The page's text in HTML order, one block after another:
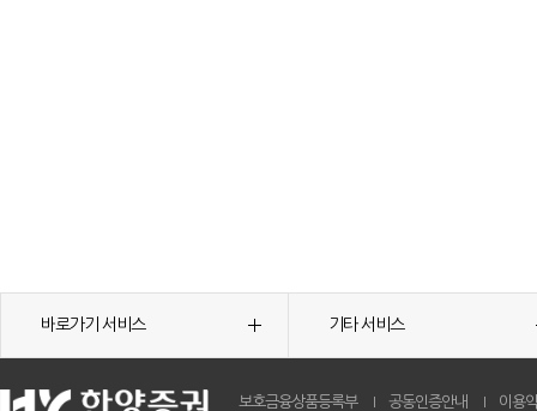
바로가기 서비스 기타 서비스
보호금융상품등록부 공동인증안내 이용